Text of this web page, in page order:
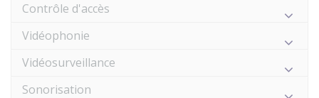
Contrôle d'accès
Vidéophonie
Vidéosurveillance
Sonorisation